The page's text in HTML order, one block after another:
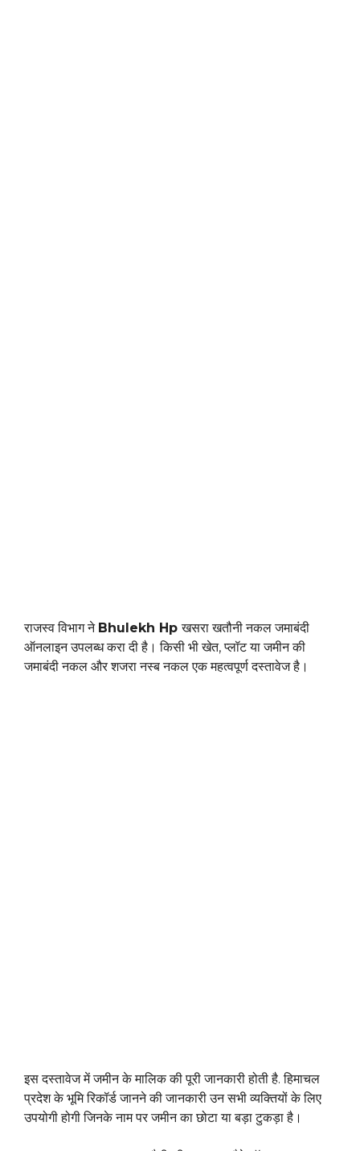
राजस्व विभाग ने Bhulekh Hpखसरा खतौनी नकल जमाबंदी
ऑनलाइन उपलब्ध करा दी है। किसी भी खेत, प्लॉट या जमीन की
जमाबंदी नकल और शजरा नस्ब नकल एक महत्वपूर्ण दस्तावेज है।
इस दस्तावेज में जमीन के मालिक की पूरी जानकारी होती है. हिमाचल
प्रदेश के भूमि रिकॉर्ड जानने की जानकारी उन सभी व्यक्तियों के लिए
उपयोगी होगी जिनके नाम पर जमीन का छोटा या बड़ा टुकड़ा है।